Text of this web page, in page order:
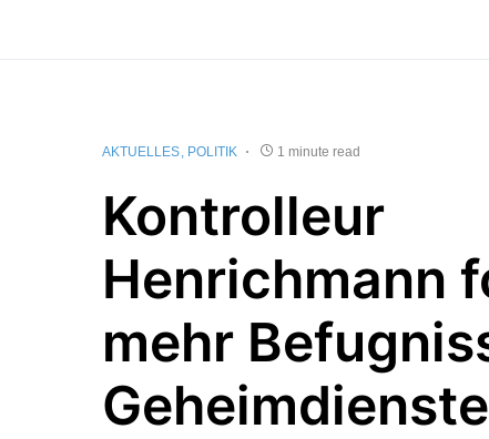
AKTUELLES POLITIK 1 minute read
Kontrolleur
Henrichmann
mehr
Geheimdienste